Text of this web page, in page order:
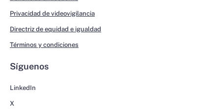
Privacidad de videovigilancia
Directriz de equidad e igualdad
Términos y condiciones
Síguenos
LinkedIn
X